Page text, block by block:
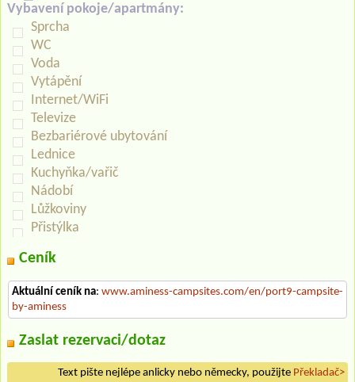
Vybavení pokoje/apartmány:
Sprcha
WC
Voda
Vytápění
Internet/WiFi
Televize
Bezbariérové ubytování
Lednice
Kuchyňka/vařič
Nádobí
Lůžkoviny
Přistýlka
Ceník
Aktuální ceník na: www.aminess-campsites.com/en/port9-campsite-
by-aminess
Zaslat rezervaci/dotaz
Text pište nejlépe anlicky nebo německy, použijte Překladač>